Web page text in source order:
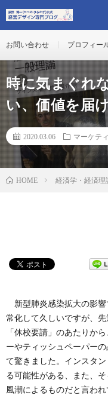
お問い合わせ プロフィー
時に気まぐれ
い、価値を届
2020.03.06 マーケテ
HOME 経済学・経済理
新型肺炎感染拡大の影響
常化して久しいですが、
「休校要請」のあたりか
ーやティッシュペーパー
て驚きました。インスタ
る可能性がある、また、
風潮によるものだと言わ